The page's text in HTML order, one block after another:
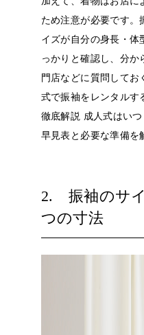
ため注意が必要です。
イズが自分の身長・体
っかりと確認し、分
門店などに質問してお
式で振袖をレンタルす
徹底解説 成人式はい
早見表と必要な準備を
2. 振袖のサ
つの寸法